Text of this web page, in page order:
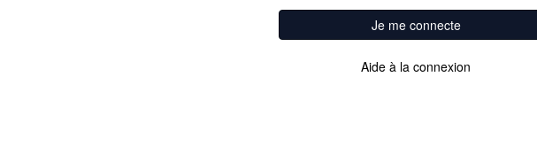
Je me connecte
Aide à la connexion